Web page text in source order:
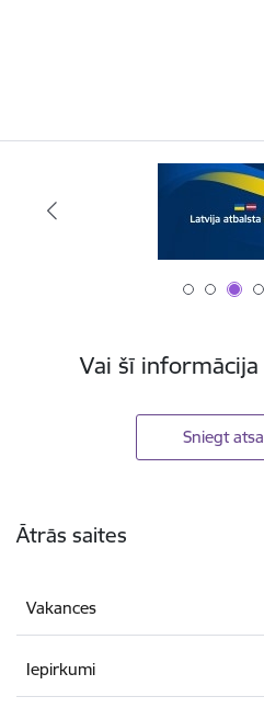
Vai šī
Sniegt
Ātrās saites
Vakances
Iepirkumi